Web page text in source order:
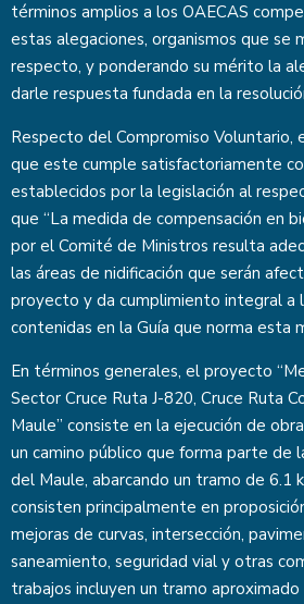
términos amplios a los OAECAS
estas alegaciones, organismos que se
respecto, y ponderando su mérito la
darle respuesta fundada en la
Respecto del Compromiso Voluntario,
que este cumple satisfactoriamente
establecidos por la legislación al
que “La medida de compensación en
por el Comité de Ministros resulta
las áreas de nidificación que serán
proyecto y da cumplimiento integral a
contenidas en la Guía que norma esta
En términos generales, el proyecto
Sector Cruce Ruta J-820, Cruce Ruta
Maule” consiste en la ejecución de
un camino público que forma parte de
del Maule, abarcando un tramo de 6.1
consisten principalmente en
mejoras de curvas, intersección,
saneamiento, seguridad vial y otras
trabajos incluyen un tramo